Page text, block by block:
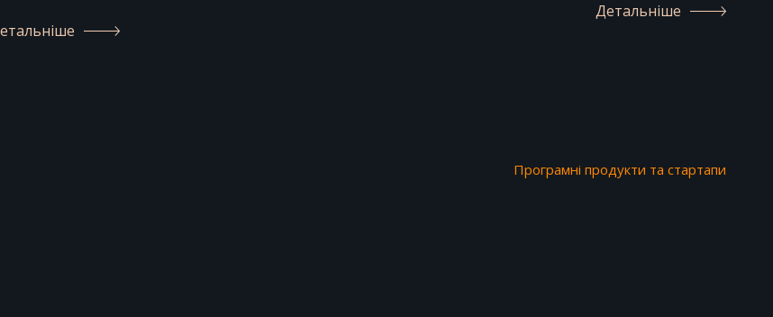
Детальніше
Програмні продукти та стартапи